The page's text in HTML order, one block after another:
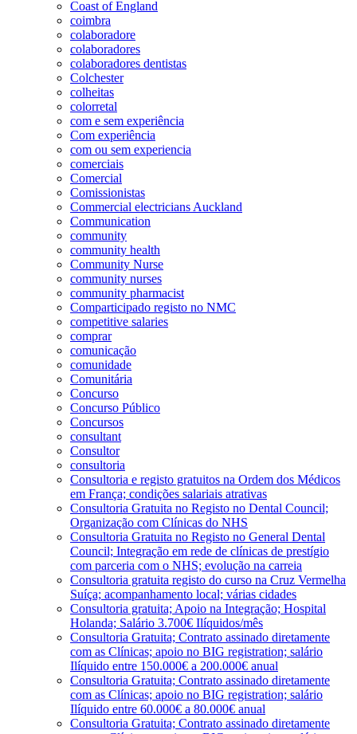
Coast of England
coimbra
colaboradore
colaboradores
colaboradores dentistas
Colchester
colheitas
colorretal
com e sem experiência
Com experiência
com ou sem experiencia
comerciais
Comercial
Comissionistas
Commercial electricians Auckland
Communication
community
community health
Community Nurse
community nurses
community pharmacist
Comparticipado registo no NMC
competitive salaries
comprar
comunicação
comunidade
Comunitária
Concurso
Concurso Público
Concursos
consultant
Consultor
consultoria
Consultoria e registo gratuitos na Ordem dos Médicos
em França; condições salariais atrativas
Consultoria Gratuita no Registo no Dental Council;
Organização com Clínicas do NHS
Consultoria Gratuita no Registo no General Dental
Council; Integração em rede de clínicas de prestígio
com parceria com o NHS; evolução na carreia
Consultoria gratuita registo do curso na Cruz Vermelha
Suíça; acompanhamento local; várias cidades
Consultoria gratuita; Apoio na Integração; Hospital
Holanda; Salário 3.700€ Ilíquidos/mês
Consultoria Gratuita; Contrato assinado diretamente
com as Clínicas; apoio no BIG registration; salário
Ilíquido entre 150.000€ a 200.000€ anual
Consultoria Gratuita; Contrato assinado diretamente
com as Clínicas; apoio no BIG registration; salário
Ilíquido entre 60.000€ a 80.000€ anual
Consultoria Gratuita; Contrato assinado diretamente